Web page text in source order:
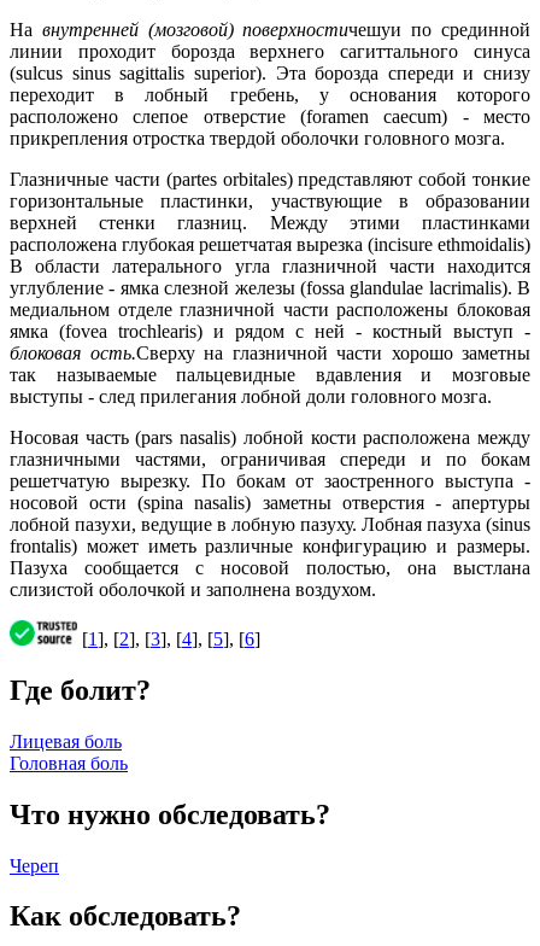
На внутренней (мозговой) поверхностичешуи по срединной
линии проходит борозда верхнего сагиттального синуса
(sulcus sinus sagittalis superior). Эта борозда спереди и снизу
переходит в лобный гребень, у основания которого
расположено слепое отверстие (foramen caecum) - место
прикрепления отростка твердой оболочки головного мозга.
Глазничные части (partes orbitales) представляют собой тонкие
горизонтальные пластинки, участвующие в образовании
верхней стенки глазниц. Между этими пластинками
расположена глубокая решетчатая вырезка (incisure ethmoidalis)
В области латерального угла глазничной части находится
углубление - ямка слезной железы (fossa glandulae lacrimalis). В
медиальном отделе глазничной части расположены блоковая
ямка (fovea trochlearis) и рядом с ней - костный выступ -
блоковая ость.Сверху на глазничной части хорошо заметны
так называемые пальцевидные вдавления и мозговые
выступы - след прилегания лобной доли головного мозга.
Носовая часть (pars nasalis) лобной кости расположена между
глазничными частями, ограничивая спереди и по бокам
решетчатую вырезку. По бокам от заостренного выступа -
носовой ости (spina nasalis) заметны отверстия - апертуры
лобной пазухи, ведущие в лобную пазуху. Лобная пазуха (sinus
frontalis) может иметь различные конфигурацию и размеры.
Пазуха сообщается с носовой полостью, она выстлана
слизистой оболочкой и заполнена воздухом.
[1], [2], [3], [4], [5], [6]
Где болит?
Лицевая боль
Головная боль
Что нужно обследовать?
Череп
Как обследовать?